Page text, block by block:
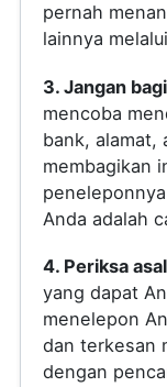
pernah
lainnya
3. Jangan
mencoba
bank, alamat,
membagikan
Anda adalah
4. Periksa
yang dapat
menelepon
dan terkesan
dengan